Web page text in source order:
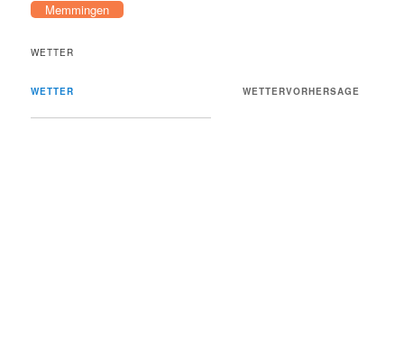
Memmingen
WETTER
WETTER WETTERVORHERSAGE